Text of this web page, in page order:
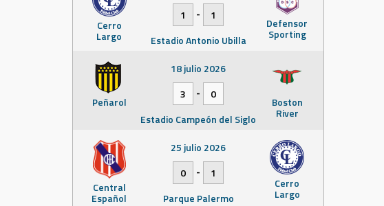
Cerro
Largo
Defensor
Sporting
1
-
1
Estadio Antonio Ubilla
Peñarol Boston
River
18 julio 2026
3
-
0
Estadio Campeón del Siglo
Central
Español
Cerro
Largo
25 julio 2026
0
-
1
Parque Palermo